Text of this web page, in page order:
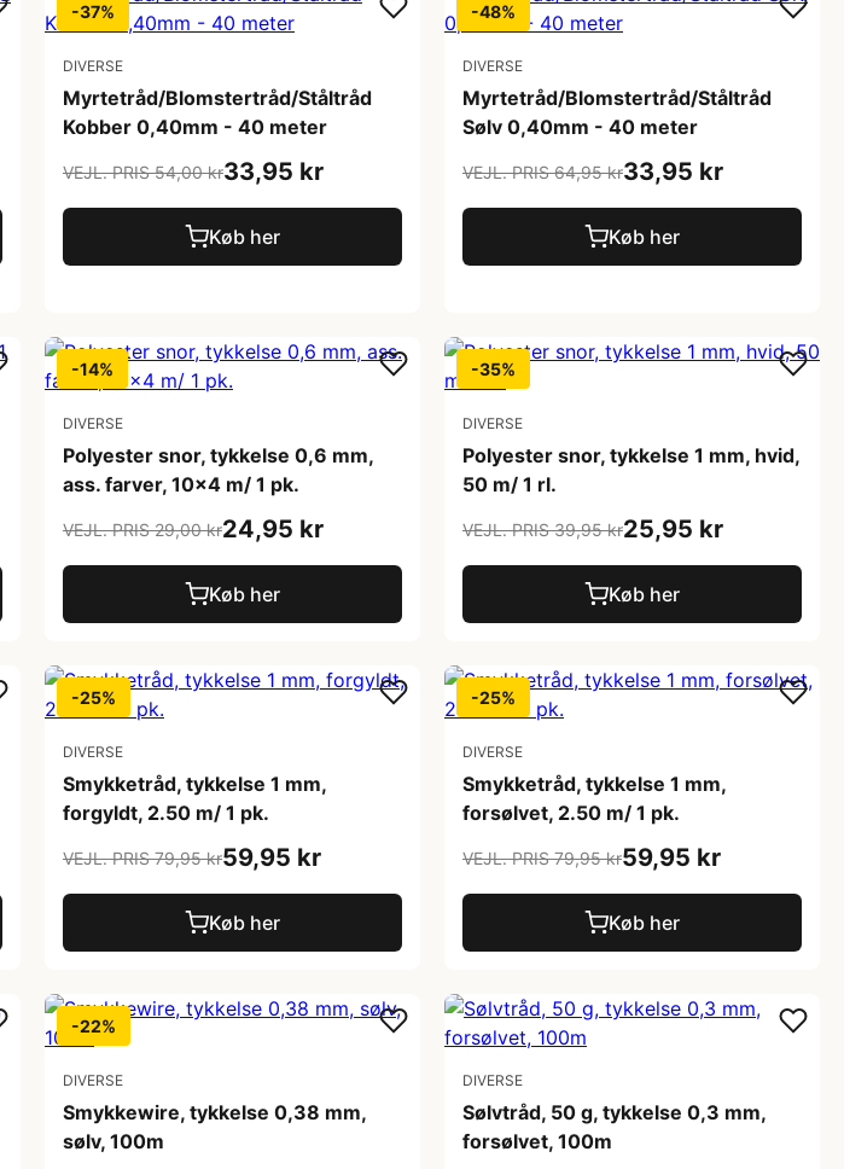
-37%
DIVERSE
Myrtetråd/Blomstertråd/Ståltråd
Kobber 0,40mm - 40 meter
VEJL. PRIS 54,00 kr33,95 kr
Køb her
-48%
DIVERSE
Myrtetråd/Blomstertråd/Ståltråd
Sølv 0,40mm - 40 meter
VEJL. PRIS 64,95 kr33,95 kr
Køb her
-14%
DIVERSE
Polyester snor, tykkelse 0,6 mm,
ass. farver, 10x4 m/ 1 pk.
VEJL. PRIS 29,00 kr24,95 kr
Køb her
-35%
DIVERSE
Polyester snor, tykkelse 1 mm, hvid,
50 m/ 1 rl.
VEJL. PRIS 39,95 kr25,95 kr
Køb her
-25%
DIVERSE
Smykketråd, tykkelse 1 mm,
forgyldt, 2.50 m/ 1 pk.
VEJL. PRIS 79,95 kr59,95 kr
Køb her
-25%
DIVERSE
Smykketråd, tykkelse 1 mm,
forsølvet, 2.50 m/ 1 pk.
VEJL. PRIS 79,95 kr59,95 kr
Køb her
-22%
DIVERSE
Smykkewire, tykkelse 0,38 mm,
sølv, 100m
DIVERSE
Sølvtråd, 50 g, tykkelse 0,3 mm,
forsølvet, 100m